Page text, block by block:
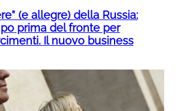
(e allegre) della Russia:
prima del fronte per
Il nuovo business